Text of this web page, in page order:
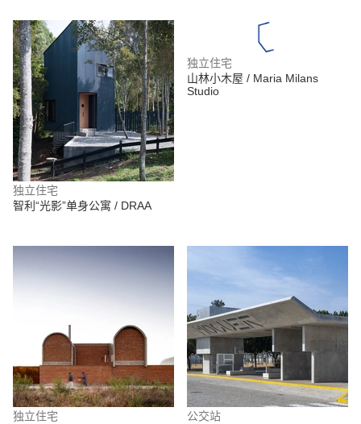
独立住宅
智利“光影”单身公寓 / DRAA
独立住宅
山林小木屋 / Maria Milans
Studio
独立住宅
公交站